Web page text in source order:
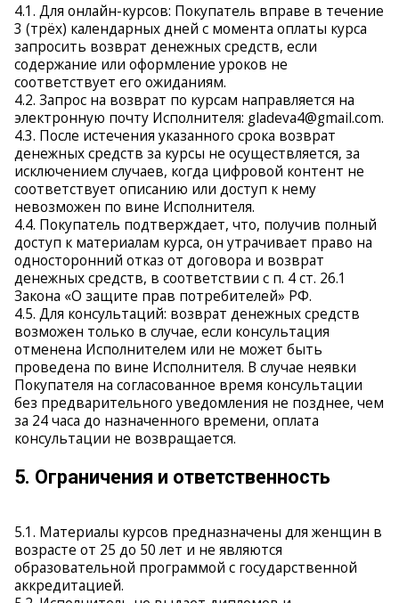
4.1. Для онлайн-курсов: Покупатель вправе в течение
3 (трёх) календарных дней с момента оплаты курса
запросить возврат денежных средств, если
содержание или оформление уроков не
соответствует его ожиданиям.
4.2. Запрос на возврат по курсам направляется на
электронную почту Исполнителя: gladeva4@gmail.com.
4.3. После истечения указанного срока возврат
денежных средств за курсы не осуществляется, за
исключением случаев, когда цифровой контент не
соответствует описанию или доступ к нему
невозможен по вине Исполнителя.
4.4. Покупатель подтверждает, что, получив полный
доступ к материалам курса, он утрачивает право на
односторонний отказ от договора и возврат
денежных средств, в соответствии с п. 4 ст. 26.1
Закона «О защите прав потребителей» РФ.
4.5. Для консультаций: возврат денежных средств
возможен только в случае, если консультация
отменена Исполнителем или не может быть
проведена по вине Исполнителя. В случае неявки
Покупателя на согласованное время консультации
без предварительного уведомления не позднее, чем
за 24 часа до назначенного времени, оплата
консультации не возвращается.
5. Ограничения и ответственность
5.1. Материалы курсов предназначены для женщин в
возрасте от 25 до 50 лет и не являются
образовательной программой с государственной
аккредитацией.